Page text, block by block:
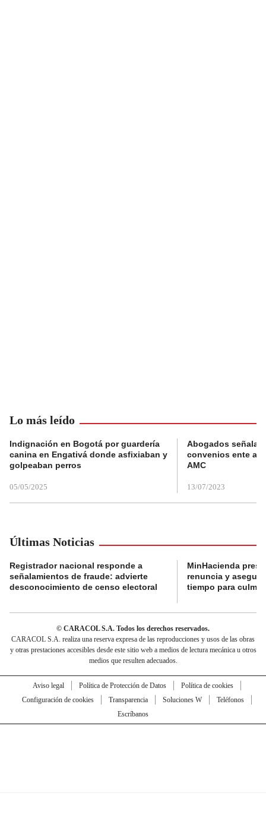
Lo más leído
Indignación en Bogotá por guardería
canina en Engativá donde asfixiaban y
golpeaban perros
05/05/2025
Abogados
convenios ente
AMC
13/07/2023
Últimas Noticias
Registrador nacional responde a
señalamientos de fraude: advierte
desconocimiento de censo electoral
MinHacienda
renuncia y
tiempo para
© CARACOL S.A. Todos los derechos reservados.
CARACOL S.A. realiza una reserva expresa de las reproducciones y usos de las obras
y otras prestaciones accesibles desde este sitio web a medios de lectura mecánica u otros
medios que resulten adecuados.
Aviso legal Política de Protección de Datos
Política de cookies
Configuración de cookies
Transparencia Soluciones W
Teléfonos
Escríbanos